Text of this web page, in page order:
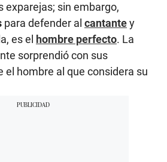
exparejas; sin embargo,
para defender al cantantey
es el hombre perfecto. La
sorprendió con sus
el hombre al que considera su